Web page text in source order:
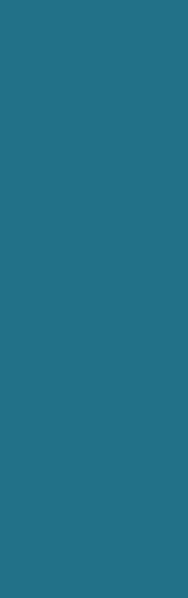
público como foi a
como foi a gestão de
consequências para a
Bahia Terra é
Natural e Biocombustíveis
empresa paralise todas as
instalações terrestres
na segunda-feira (05/12),
a paralisação total
graves prejuízos à
em cerca de R$ 4
municípios baianos que